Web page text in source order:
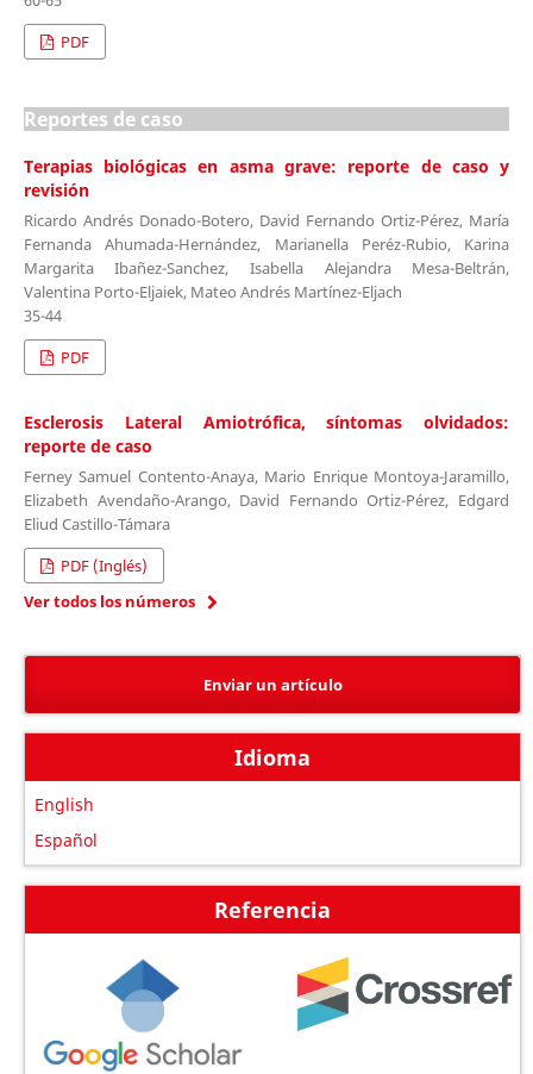
PDF
Reportes de caso
Terapias biológicas en asma grave: reporte de caso y
revisión
Ricardo Andrés Donado-Botero, David Fernando Ortiz-Pérez, María
Fernanda Ahumada-Hernández, Marianella Peréz-Rubio, Karina
Margarita Ibañez-Sanchez, Isabella Alejandra Mesa-Beltrán,
Valentina Porto-Eljaiek, Mateo Andrés Martínez-Eljach
35-44
PDF
Esclerosis Lateral Amiotrófica, síntomas olvidados:
reporte de caso
Ferney Samuel Contento-Anaya, Mario Enrique Montoya-Jaramillo,
Elizabeth Avendaño-Arango, David Fernando Ortiz-Pérez, Edgard
Eliud Castillo-Támara
PDF (Inglés)
Ver todos los números
Enviar un artículo
Idioma
English
Español
Referencia